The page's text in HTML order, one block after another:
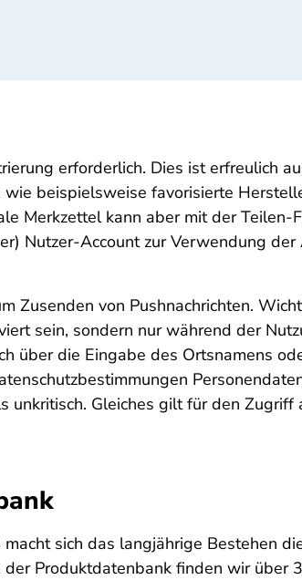
erforderlich. Dies ist erfreulich
beispielsweise favorisierte
Merkzettel kann aber mit der
Nutzer-Account zur Verwendung
Zusenden von Pushnachrichten.
sein, sondern nur während der
über die Eingabe des Ortsnamens
Gleiches gilt für den
macht sich das langjährige Bestehen
Produktdatenbank finden wir über